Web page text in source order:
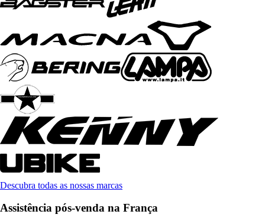
Descubra todas as nossas marcas
Assistência pós-venda na França